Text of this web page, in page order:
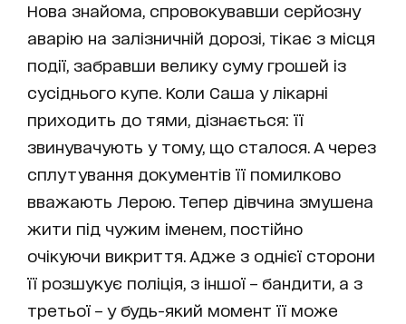
Нова знайома, спровокувавши серйозну
аварію на залізничній дорозі, тікає з місця
події, забравши велику суму грошей із
сусіднього купе. Коли Саша у лікарні
приходить до тями, дізнається: її
звинувачують у тому, що сталося. А через
сплутування документів її помилково
вважають Лерою. Тепер дівчина змушена
жити під чужим іменем, постійно
очікуючи викриття. Адже з однієї сторони
її розшукує поліція, з іншої – бандити, а з
третьої – у будь-який момент її може